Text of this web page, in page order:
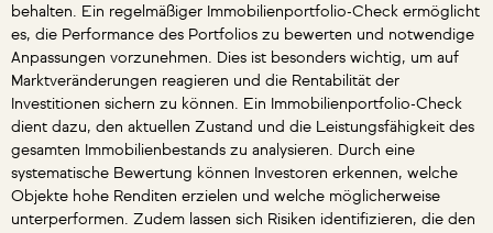
behalten. Ein regelmäßiger Immobilienportfolio-Check ermöglicht
es, die Performance des Portfolios zu bewerten und notwendige
Anpassungen vorzunehmen. Dies ist besonders wichtig, um auf
Marktveränderungen reagieren und die Rentabilität der
Investitionen sichern zu können. Ein Immobilienportfolio-Check
dient dazu, den aktuellen Zustand und die Leistungsfähigkeit des
gesamten Immobilienbestands zu analysieren. Durch eine
systematische Bewertung können Investoren erkennen, welche
Objekte hohe Renditen erzielen und welche möglicherweise
unterperformen. Zudem lassen sich Risiken identifizieren, die den